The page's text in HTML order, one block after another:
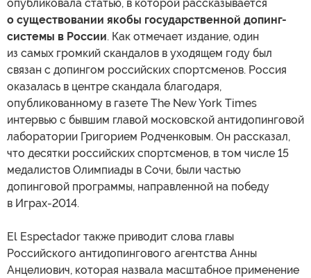
опубликовала статью, в которой рассказывается
о существовании якобы государственной допинг-
системы в России. Как отмечает издание, один
из самых громкий скандалов в уходящем году был
связан с допингом российских спортсменов. Россия
оказалась в центре скандала благодаря,
опубликованному в газете The New York Times
интервью с бывшим главой московской антидопинговой
лаборатории Григорием Родченковым. Он рассказал,
что десятки российских спортсменов, в том числе 15
медалистов Олимпиады в Сочи, были частью
допинговой программы, направленной на победу
в Играх-2014.
El Espectador также приводит слова главы
Российского антидопингового агентства Анны
Анцелиович, которая назвала масштабное применение